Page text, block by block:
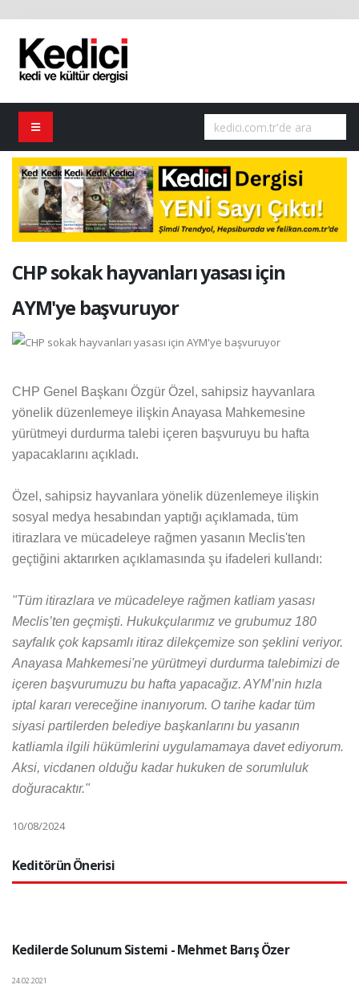
CHP sokak hayvanları yasası için
AYM'ye başvuruyor
CHP Genel Başkanı Özgür Özel, sahipsiz hayvanlara
yönelik düzenlemeye ilişkin Anayasa Mahkemesine
yürütmeyi durdurma talebi içeren başvuruyu bu hafta
yapacaklarını açıkladı.
Özel, sahipsiz hayvanlara yönelik düzenlemeye ilişkin
sosyal medya hesabından yaptığı açıklamada, tüm
itirazlara ve mücadeleye rağmen yasanın Meclis'ten
geçtiğini aktarırken açıklamasında şu ifadeleri kullandı:
"Tüm itirazlara ve mücadeleye rağmen katliam yasası
Meclis’ten geçmişti. Hukukçularımız ve grubumuz 180
sayfalık çok kapsamlı itiraz dilekçemize son şeklini veriyor.
Anayasa Mahkemesi'ne yürütmeyi durdurma talebimizi de
içeren başvurumuzu bu hafta yapacağız. AYM’nin hızla
iptal kararı vereceğine inanıyorum. O tarihe kadar tüm
siyasi partilerden belediye başkanlarını bu yasanın
katliamla ilgili hükümlerini uygulamamaya davet ediyorum.
Aksi, vicdanen olduğu kadar hukuken de sorumluluk
doğuracaktır."
10/08/2024
Keditörün Önerisi
Kedilerde Solunum Sistemi - Mehmet Barış Özer
24.02.2021